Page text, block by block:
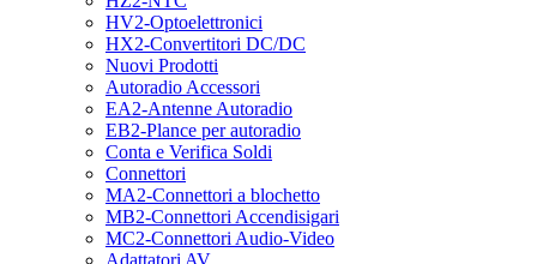
HV2-Optoelettronici
HX2-Convertitori DC/DC
Nuovi Prodotti
Autoradio Accessori
EA2-Antenne Autoradio
EB2-Plance per autoradio
Conta e Verifica Soldi
Connettori
MA2-Connettori a blochetto
MB2-Connettori Accendisigari
MC2-Connettori Audio-Video
Adattatori AV